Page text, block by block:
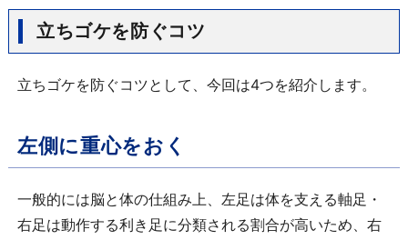
立ちゴケを防ぐコツ
立ちゴケを防ぐコツとして、今回は4つを紹介します。
左側に重心をおく
一般的には脳と体の仕組み上、左足は体を支える軸足・
右足は動作する利き足に分類される割合が高いため、右